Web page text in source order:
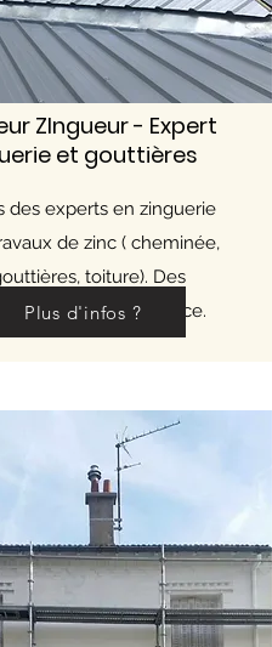
ZIngueur - Expert
et gouttières
des experts en zinguerie
de zinc ( cheminée,
toiture). Des
à votre service.
Plus d'infos ?